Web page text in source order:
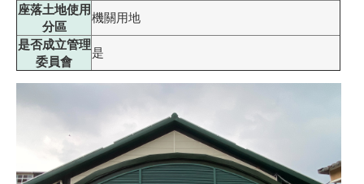
座落土地使用
分區
機關用地
是否成立管理
委員會
是